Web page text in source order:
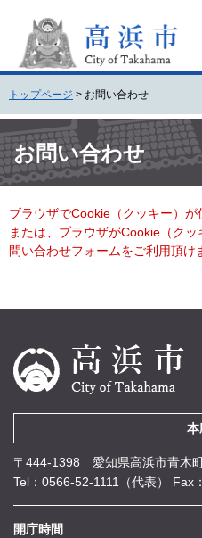
頭
で
す
。
飛
ば
し
て
本
へ
トップページ > お問い合わせ
文 お問い合わせ
ブラウザでCookie（クッキー）が
または、ブラウザがCookie（ク
問い合わせフォームをご利用頂け
本
〒444-1398 愛知県高浜市青木
Tel：0566-52-1111（代表）
Fax
開庁時間